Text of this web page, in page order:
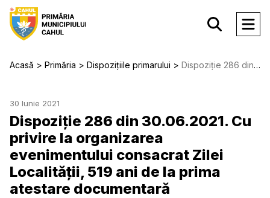
Acasă Primăria Dispozițiile primarului Dispoziție 286 din 30.06.2021. Cu privire la organizarea evenimentului consacrat Zilei Localităţii, 519 ani de la prima atestare documentară
30 Iunie 2021
Dispoziție 286 din 30.06.2021. Cu
privire la organizarea
evenimentului consacrat Zilei
Localităţii, 519 ani de la prima
atestare documentară